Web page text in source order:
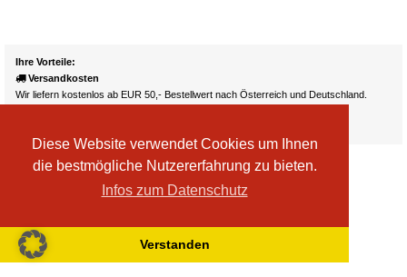
Diese Website verwendet Cookies um Ihnen
die bestmögliche Nutzererfahrung zu bieten.
Infos zum Datenschutz
Verstanden
Ihre Vorteile:
Versandkosten
Wir liefern kostenlos ab EUR 50,- Bestellwert nach Österreich und Deutschland.